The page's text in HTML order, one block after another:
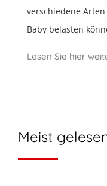
verschiedene
Baby belasten
Lesen Sie hier
Meist